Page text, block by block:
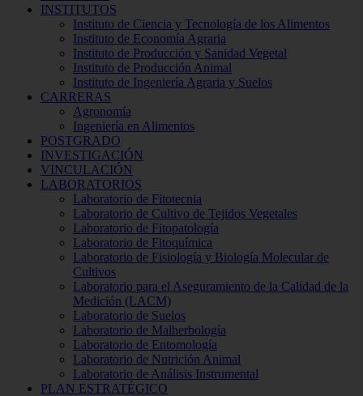
INSTITUTOS
Instituto de Ciencia y Tecnología de los Alimentos
Instituto de Economía Agraria
Instituto de Producción y Sanidad Vegetal
Instituto de Producción Animal
Instituto de Ingeniería Agraria y Suelos
CARRERAS
Agronomía
Ingeniería en Alimentos
POSTGRADO
INVESTIGACIÓN
VINCULACIÓN
LABORATORIOS
Laboratorio de Fitotecnia
Laboratorio de Cultivo de Tejidos Vegetales
Laboratorio de Fitopatología
Laboratorio de Fitoquímica
Laboratorio de Fisiología y Biología Molecular de
Cultivos
Laboratorio para el Aseguramiento de la Calidad de la
Medición (LACM)
Laboratorio de Suelos
Laboratorio de Malherbología
Laboratorio de Entomología
Laboratorio de Nutrición Animal
Laboratorio de Análisis Instrumental
PLAN ESTRATÉGICO